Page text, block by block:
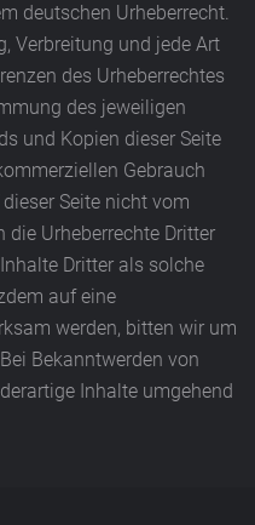
deutschen Urheberrecht.
Verbreitung und jede Art
des Urheberrechtes
des jeweiligen
und Kopien dieser Seite
Gebrauch
Seite nicht vom
die Urheberrechte Dritter
Dritter als solche
auf eine
werden, bitten wir um
Bekanntwerden von
Inhalte umgehend